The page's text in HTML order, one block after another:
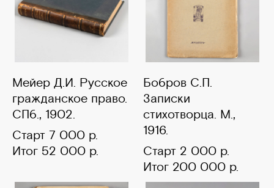
Мейер Д.И. Русское
гражданское право.
СПб., 1902.
Старт 7 000 р.
Итог 52 000 р.
Бобров С.П.
Записки
стихотворца. М.,
1916.
Старт 2 000 р.
Итог 200 000 р.